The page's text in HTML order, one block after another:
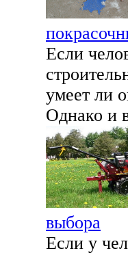
Если
умеет ли
Однако и
выбора
Если у